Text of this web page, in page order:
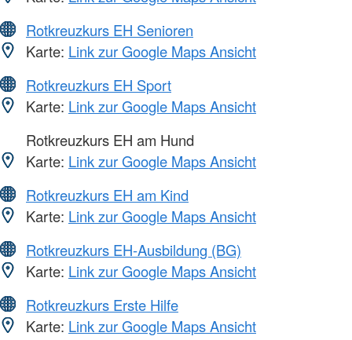
Rotkreuzkurs EH Senioren
Karte: Link zur Google Maps Ansicht
Rotkreuzkurs EH Sport
Karte: Link zur Google Maps Ansicht
Rotkreuzkurs EH am Hund
Karte: Link zur Google Maps Ansicht
Rotkreuzkurs EH am Kind
Karte: Link zur Google Maps Ansicht
Rotkreuzkurs EH-Ausbildung (BG)
Karte: Link zur Google Maps Ansicht
Rotkreuzkurs Erste Hilfe
Karte: Link zur Google Maps Ansicht